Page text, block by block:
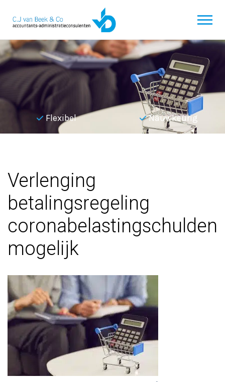
Flexibel Nauwkeurig
Verlenging
betalingsregeling
coronabelastingschulden
mogelijk